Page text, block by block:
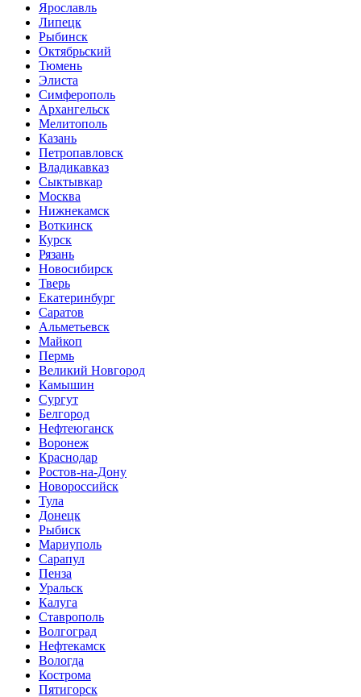
Ярославль
Липецк
Рыбинск
Октябрьский
Тюмень
Элиста
Симферополь
Архангельск
Мелитополь
Казань
Петропавловск
Владикавказ
Сыктывкар
Москва
Нижнекамск
Воткинск
Курск
Рязань
Новосибирск
Тверь
Екатеринбург
Саратов
Альметьевск
Майкоп
Пермь
Великий Новгород
Камышин
Сургут
Белгород
Нефтеюганск
Воронеж
Краснодар
Ростов-на-Дону
Новороссийск
Тула
Донецк
Рыбиск
Мариуполь
Сарапул
Пенза
Уральск
Калуга
Ставрополь
Волгоград
Нефтекамск
Вологда
Кострома
Пятигорск